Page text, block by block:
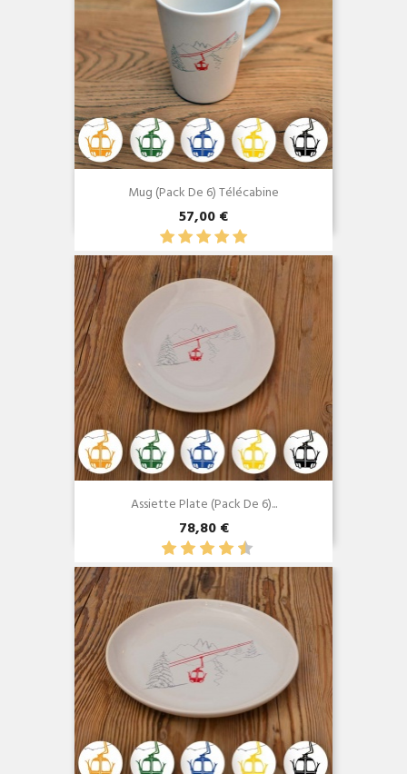
Mug (Pack De 6) Télécabine
57,00 €
Aperçu rapide
Assiette Plate (Pack De 6)...
78,80 €
Aperçu rapide